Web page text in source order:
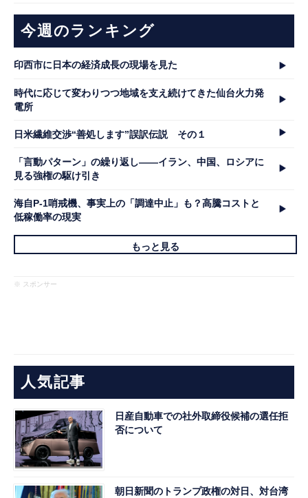
今週のランキング
印西市に日本の経済成長の現場を見た
時代に応じて変わりつつ地域を支え続けてきた仙台火力発
電所
日米繊維交渉“善処します”誤訳伝説 その１
「言動パターン」の繰り返し――イラン、中国、ロシアに
見る強権の駆け引き
海自P-1哨戒機、事実上の「調達中止」も？高騰コストと
低稼働率の現実
もっと見る
※ スポンサー
人気記事
日産自動車での社外取締役候補の選任拒
否について
朝日新聞のトランプ政権の対日、対台湾